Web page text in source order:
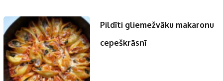
Pildīti gliemežvāku makaronu
cepeškrāsnī